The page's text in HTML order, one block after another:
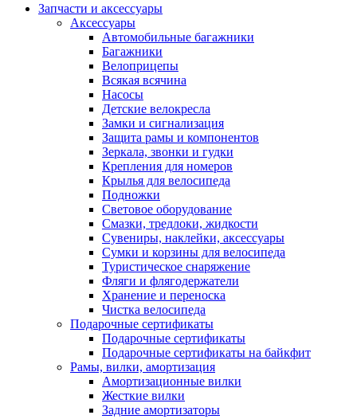
Запчасти и аксессуары
Аксессуары
Автомобильные багажники
Багажники
Велоприцепы
Всякая всячина
Насосы
Детские велокресла
Замки и сигнализация
Защита рамы и компонентов
Зеркала, звонки и гудки
Крепления для номеров
Крылья для велосипеда
Подножки
Световое оборудование
Смазки, тредлоки, жидкости
Сувениры, наклейки, аксессуары
Сумки и корзины для велосипеда
Туристическое снаряжение
Фляги и флягодержатели
Хранение и переноска
Чистка велосипеда
Подарочные сертификаты
Подарочные сертификаты
Подарочные сертификаты на байкфит
Рамы, вилки, амортизация
Амортизационные вилки
Жесткие вилки
Задние амортизаторы